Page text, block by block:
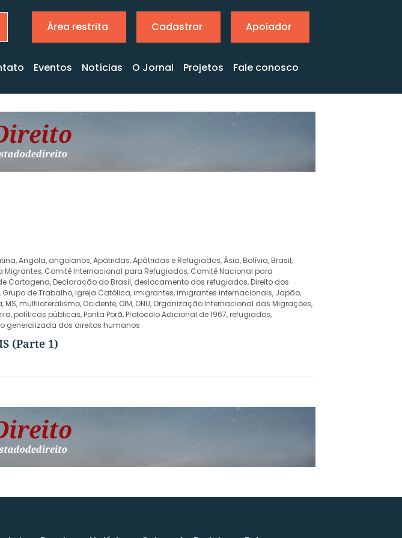
Área restrita Cadastrar Apoiador
Eventos Notícias O Jornal Projetos Fale conosco
,Angola, angolanos,Apátridas,Apátridas e Refugiados, Ásia,Bolívia,Brasil,
Migrantes, Comitê Internacional para Refugiados, Comitê Nacional para
Cartagena,Declaração do Brasil, deslocamento dos refugiados,Direito dos
, Grupo de Trabalho,Igreja Católica,imigrantes,imigrantes internacionais, Japão,
,MS,multilateralismo, Ocidente, OIM, ONU, Organização Internacional das Migrações,
,políticas públicas,Ponta Porã,Protocolo Adicional de 1967,refugiados,
generalizada dos direitos humanos
(Parte 1)